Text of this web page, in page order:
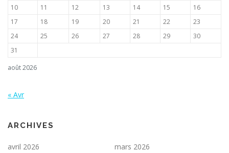
août 2026
10
11 12 13 14 15
16
17
18 19 20 21 22
23
24
25 26 27 28 29
30
31
« Avr
ARCHIVES
avril 2026
mars 2026